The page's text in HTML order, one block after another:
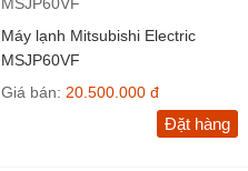
Máy lạnh Mitsubishi Electric
MSJP60VF
Giá bán: 20.500.000 đ
Đặt hàng